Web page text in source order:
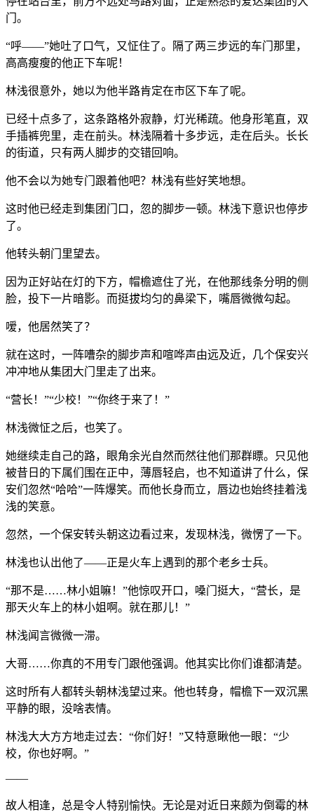
门。
“呼——”她吐了口气，又怔住了。隔了两三步远的车门那里，
高高瘦瘦的他正下车呢！
林浅很意外，她以为他半路肯定在市区下车了呢。
已经十点多了，这条路格外寂静，灯光稀疏。他身形笔直，双
手插裤兜里，走在前头。林浅隔着十多步远，走在后头。长长
的街道，只有两人脚步的交错回响。
他不会以为她专门跟着他吧？林浅有些好笑地想。
这时他已经走到集团门口，忽的脚步一顿。林浅下意识也停步
了。
他转头朝门里望去。
因为正好站在灯的下方，帽檐遮住了光，在他那线条分明的侧
脸，投下一片暗影。而挺拔均匀的鼻梁下，嘴唇微微勾起。
嗳，他居然笑了？
就在这时，一阵嘈杂的脚步声和喧哗声由远及近，几个保安兴
冲冲地从集团大门里走了出来。
“营长！”“少校！”“你终于来了！”
林浅微怔之后，也笑了。
她继续走自己的路，眼角余光自然而然往他们那群瞟。只见他
被昔日的下属们围在正中，薄唇轻启，也不知道讲了什么，保
安们忽然“哈哈”一阵爆笑。而他长身而立，唇边也始终挂着浅
浅的笑意。
忽然，一个保安转头朝这边看过来，发现林浅，微愣了一下。
林浅也认出他了——正是火车上遇到的那个老乡士兵。
“那不是……林小姐嘛！”他惊叹开口，嗓门挺大，“营长，是
那天火车上的林小姐啊。就在那儿！”
林浅闻言微微一滞。
大哥……你真的不用专门跟他强调。他其实比你们谁都清楚。
这时所有人都转头朝林浅望过来。他也转身，帽檐下一双沉黑
平静的眼，没啥表情。
林浅大大方方地走过去：“你们好！”又特意瞅他一眼：“少
校，你也好啊。”
——
故人相逢，总是令人特别愉快。无论是对近日来颇为倒霉的林